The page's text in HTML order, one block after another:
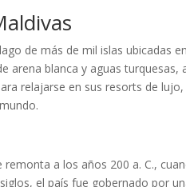
de más de mil islas ubicadas
arena blanca y aguas
relajarse en sus resorts de
remonta a los años 200 a. C.,
el país fue gobernado por